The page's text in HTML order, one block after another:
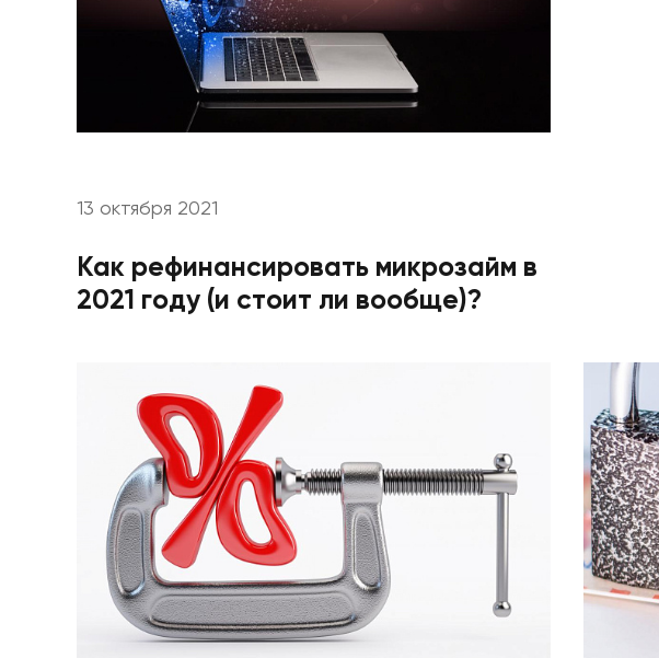
13 октября 2021
Как рефинансировать микрозайм в
2021 году (и стоит ли вообще)?